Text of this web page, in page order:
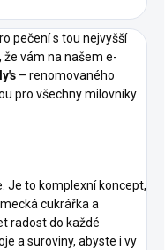
pečení s tou nejvyšší
že vám na našem e-
– renomovaného
pro všechny milovníky
Je to komplexní koncept,
cukrářka a
radost do každé
a suroviny, abyste i vy